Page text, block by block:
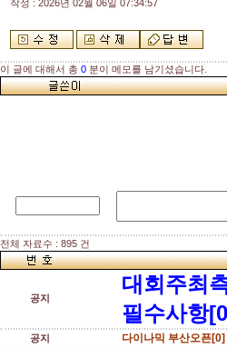
작성 : 2026년 02월 06일 07:34:57
이 글에 대해서 총 0 분이 메모를 남기셨습니다.
전체 자료수 : 895 건
공지
대회주최
필수사항
공지 다이나믹 부산오픈[0]